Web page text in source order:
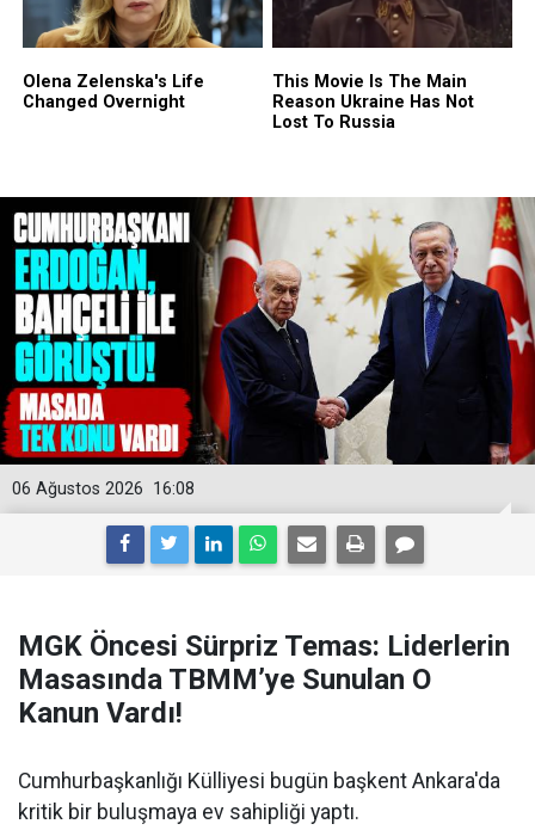
16:08
06 Ağustos 2026
MGK Öncesi Sürpriz Temas: Liderlerin
Masasında TBMM’ye Sunulan O
Kanun Vardı!
Cumhurbaşkanlığı Külliyesi bugün başkent Ankara'da
kritik bir buluşmaya ev sahipliği yaptı.